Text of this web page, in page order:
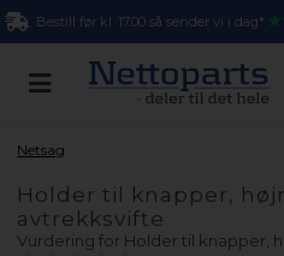
Bestill før kl. 17.00 så sender vi i dag*
Netsag
Holder til knapper,
avtrekksvifte
Vurdering for Holder til knapper,